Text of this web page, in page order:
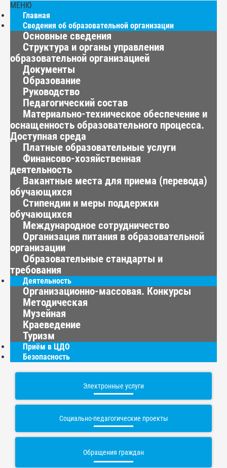
МЕНЮ
Главная
Сведения об образовательной организации
Основные сведения
Структура и органы управления
образовательной организацией
Документы
Образование
Руководство
Педагогический состав
Материально-техническое обеспечение и
оснащенность образовательного процесса.
Доступная среда
Платные образовательные услуги
Финансово-хозяйственная
деятельность
Вакантные места для приема (перевода)
обучающихся
Стипендии и меры поддержки
обучающихся
Международное сотрудничество
Организация питания в образовательной
организации
Образовательные стандарты и
требования
Деятельность
Организационно-массовая. Конкурсы
Методическая
Музейная
Краеведение
Туризм
Приём в ЦДО
Безопасность
Электронные услуги
Социально-педагогические проекты
Обращения граждан